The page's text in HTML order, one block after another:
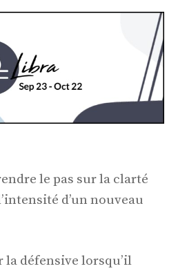
le pas sur la clarté
d’un nouveau
la défensive lorsqu’il